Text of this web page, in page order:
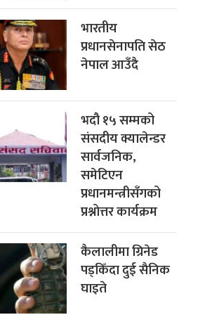
भारतीय
प्रधानसेनापति सेठ
नेपाल आउँदै
भदौ १५ सम्मको
संसदीय क्यालेन्डर
सार्वजनिक,
समेटिएन
प्रधानमन्त्रीसँगको
प्रश्नोत्तर कार्यक्रम
कैलालीमा ग्रिनेड
पड्किँदा दुई सैनिक
घाइते